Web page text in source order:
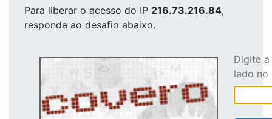
Para liberar o acesso do IP 216.73.216.84,
responda ao desafio abaixo.
Digite
lado no